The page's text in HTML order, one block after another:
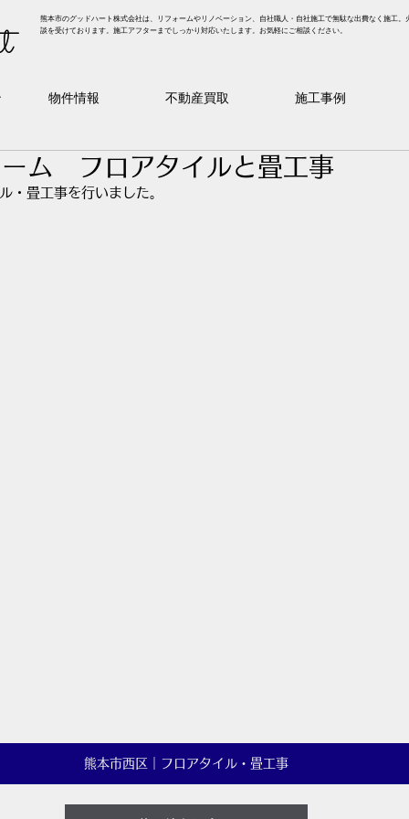
熊本市のグッドハート株式会社は、リフォームやリノベーション、自社職人・自社施工で無駄な出費なく施工
談を受けております。施工アフターまでしっかり対応いたします。お気軽にご相談ください。
物件情報 不動産買取 施工事例
ム フロアタイルと畳工事
・畳工事を行いました。
熊本市西区｜フロアタイル・畳工事